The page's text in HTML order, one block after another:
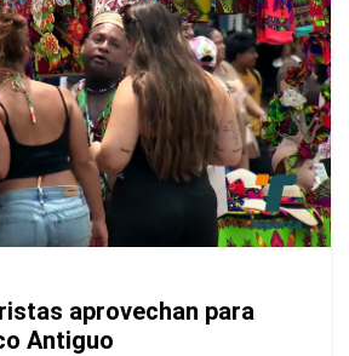
aprovechan para
Antiguo